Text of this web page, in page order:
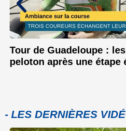
Tour de Guadeloupe :
peloton après une étape
- LES DERNIÈRES